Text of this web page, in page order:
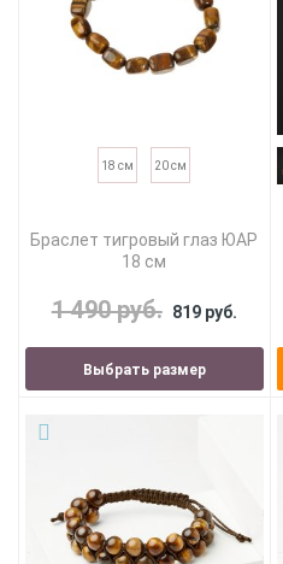
18 см 20 см
Браслет тигровый глаз ЮАР
18 см
1 490 руб. 819 руб.
Выбрать размер